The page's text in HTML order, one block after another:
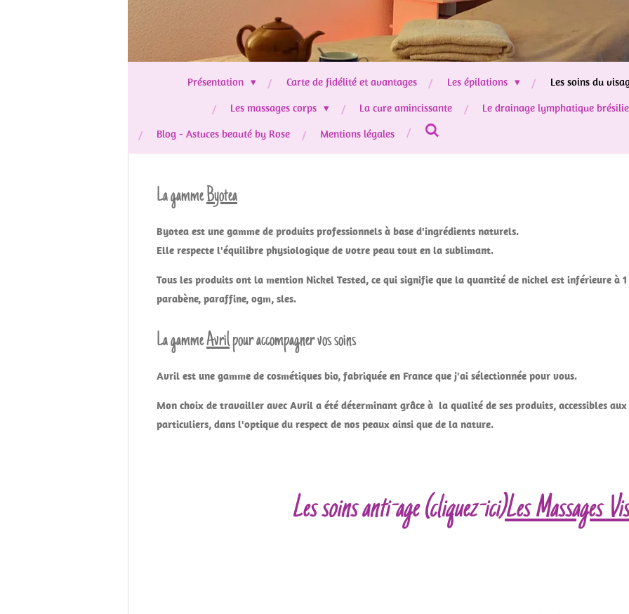
Présentation Carte de fidélité et avantages Les épilations Les soins du
Les massages corps
La cure amincissante Le drainage lymphatique
Blog - Astuces beauté by Rose
Mentions légales
La gammeByotea
Byotea est une gamme de produits professionnels à base d'ingrédients naturels.
Elle respecte l'équilibre physiologique de votre peau tout en la sublimant.
Tous les produits ont la mention Nickel Tested, ce qui signifie que la quantité de nickel est inférieure à
parabène, paraffine, ogm, sles.
La gammeAvrilpour accompagner vos soins
Avril est une gamme de cosmétiques bio, fabriquée en France que j'ai sélectionnée pour vous.
Mon choix de travailler avec Avril a été déterminant grâce à la qualité de ses produits, accessibles
particuliers, dans l'optique du respect de nos peaux ainsi que de la nature.
Les soins anti-age (cliquez-ici)Les Massages